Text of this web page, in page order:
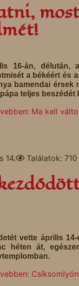
16-án, délután,
a békéért és
bamendai érsek
teljes beszédét
Ma kell
14. Találatok: 710
vette április
héten át,